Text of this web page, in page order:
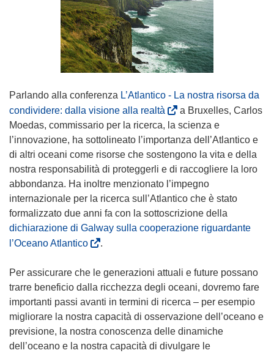
Parlando alla conferenza L’Atlantico - La nostra risorsa da
condividere: dalla visione alla realtà
s
i
a
p
r
e
i
n
a
n
u
o
v
a
a Bruxelles, Carlos
Moedas, commissario per la ricerca, la scienza e
l’innovazione, ha sottolineato l’importanza dell’Atlantico e
di altri oceani come risorse che sostengono la vita e della
nostra responsabilità di proteggerli e di raccogliere la loro
abbondanza. Ha inoltre menzionato l’impegno
internazionale per la ricerca sull’Atlantico che è stato
formalizzato due anni fa con la sottoscrizione della
dichiarazione di Galway sulla cooperazione riguardante
l’Oceano Atlantico(
i
a
p
r
e
i
.
Per assicurare che le generazioni attuali e future possano
trarre beneficio dalla ricchezza degli oceani, dovremo fare
importanti passi avanti in termini di ricerca – per esempio
migliorare la nostra capacità di osservazione dell’oceano e
previsione, la nostra conoscenza delle dinamiche
dell’oceano e la nostra capacità di divulgare le